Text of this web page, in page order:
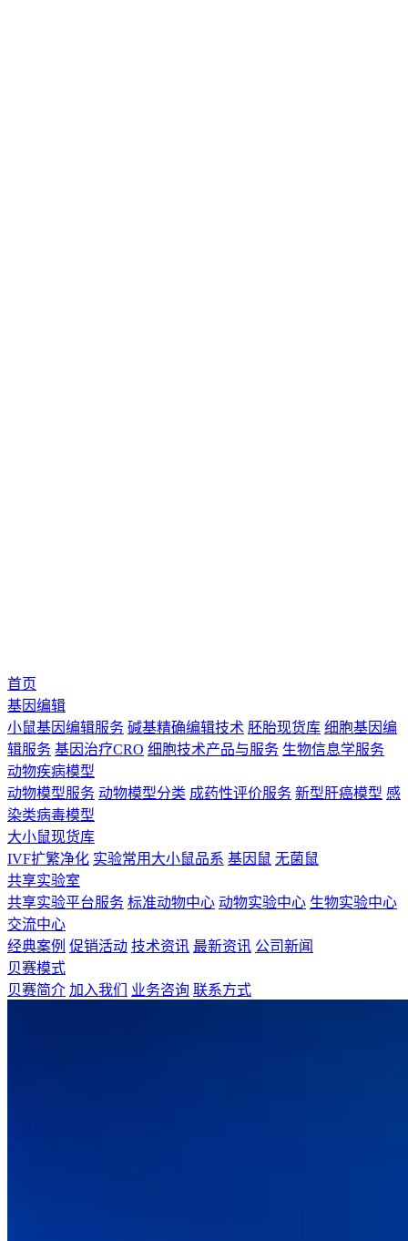
首页
基因编辑
小鼠基因编辑服务 碱基精确编辑技术 胚胎现货库 细胞基因编
辑服务 基因治疗CRO 细胞技术产品与服务 生物信息学服务
动物疾病模型
动物模型服务 动物模型分类 成药性评价服务 新型肝癌模型 感
染类病毒模型
大小鼠现货库
IVF扩繁净化 实验常用大小鼠品系 基因鼠 无菌鼠
共享实验室
共享实验平台服务 标准动物中心 动物实验中心 生物实验中心
交流中心
经典案例 促销活动 技术资讯 最新资讯 公司新闻
贝赛模式
贝赛简介 加入我们 业务咨询 联系方式